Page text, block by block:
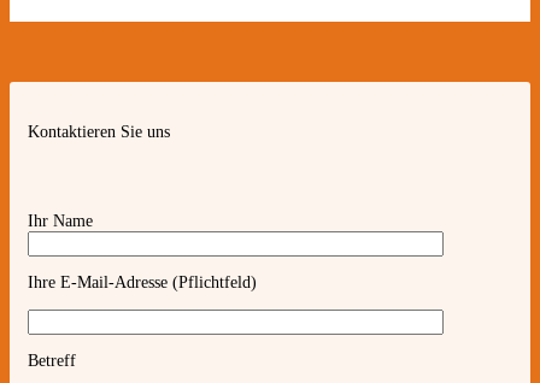
Kontaktieren Sie uns
Ihr Name
Ihre E-Mail-Adresse (Pflichtfeld)
Betreff